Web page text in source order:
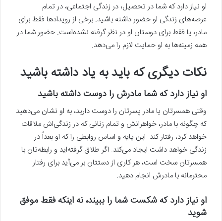
او نیاز دارد که شما در تحصیل، در زندگی اجتماعی، در تمام
عرصه‌های زندگی او حضور داشته باشید. برخی از رویدادها فقط برای
مادر، یا فقط برای دوستان او در نظر گرفته نشده‌است. حضور شما در
همه زمینه‌ها به او حمایت لازم را می‌دهد.
نکات دیگری که باید به یاد داشته باشید
او نیاز دارد که شما مادرش را دوست داشته باشید
وقتی همسرتان یا مادر پسرتان را دوست دارید، به او نشان می‌دهید
که چگونه با مادر، خواهرانش و تمام زنانی که در زندگی‌اش ملاقات
خواهد کرد، رفتار کند. این پایه و اساس روابطی را که او بعداً در
زندگی خواهد داشت ایجاد می‌کند. اگر طلاق گرفته‌اید و رابطه‌تان با
همسرتان سخت است، هر کاری از دستتان بر می‌آید برای رفتار
محترمانه با مادرش انجام دهید.
او نیاز دارد که شکست شما را ببیند، نه اینکه فقط موفق
شوید